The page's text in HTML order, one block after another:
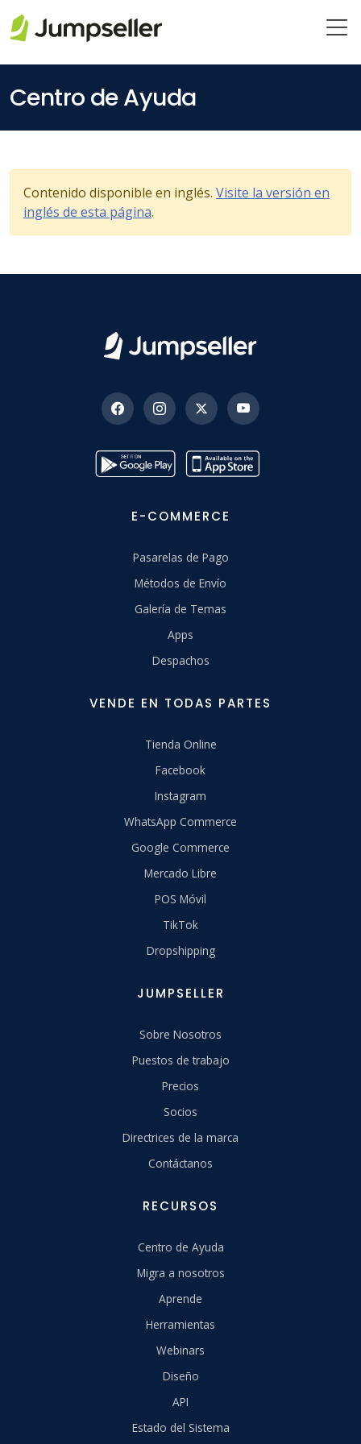
Centro de Ayuda
Contenido disponible en inglés. Visite la versión en
inglés de esta página.
E-COMMERCE
Pasarelas de Pago
Métodos de Envío
Galería de Temas
Apps
Despachos
VENDE EN TODAS PARTES
Tienda Online
Facebook
Instagram
WhatsApp Commerce
Google Commerce
Mercado Libre
POS Móvil
TikTok
Dropshipping
JUMPSELLER
Sobre Nosotros
Puestos de trabajo
Precios
Socios
Directrices de la marca
Contáctanos
RECURSOS
Centro de Ayuda
Migra a nosotros
Aprende
Herramientas
Webinars
Diseño
API
Estado del Sistema